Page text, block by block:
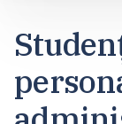
conținut